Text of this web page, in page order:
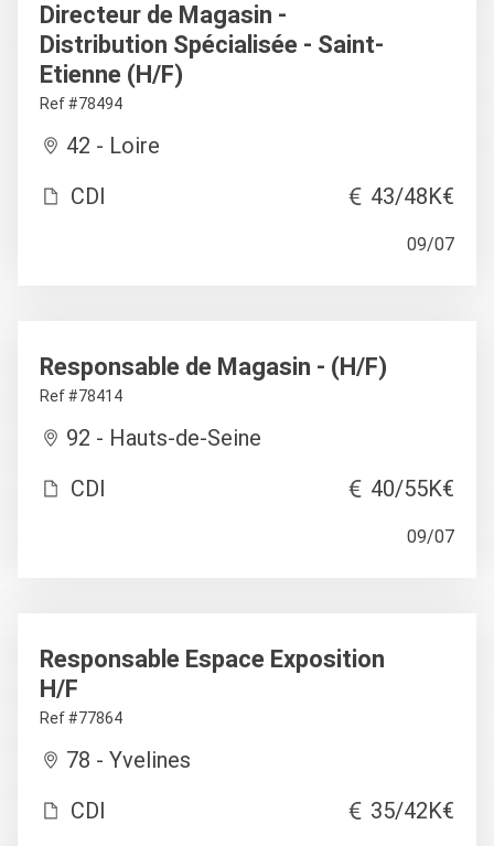
Directeur de Magasin -
Distribution Spécialisée - Saint-
Etienne (H/F)
Ref #78494
42 - Loire
CDI
43/48K€
09/07
Responsable de Magasin - (H/F)
Ref #78414
92 - Hauts-de-Seine
CDI
40/55K€
09/07
Responsable Espace Exposition
H/F
Ref #77864
78 - Yvelines
CDI
35/42K€